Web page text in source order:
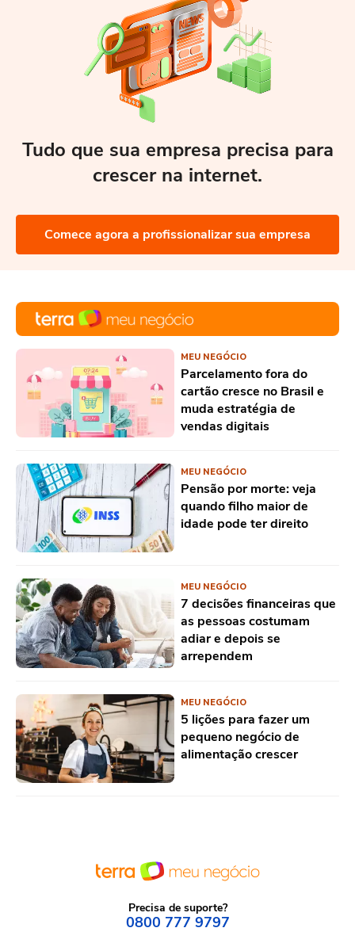
Tudo que sua empresa precisa para
crescer na internet.
Comece agora a profissionalizar sua empresa
MEU NEGÓCIO
Parcelamento fora do
cartão cresce no Brasil e
muda estratégia de
vendas digitais
MEU NEGÓCIO
Pensão por morte: veja
quando filho maior de
idade pode ter direito
MEU NEGÓCIO
7 decisões financeiras que
as pessoas costumam
adiar e depois se
arrependem
MEU NEGÓCIO
5 lições para fazer um
pequeno negócio de
alimentação crescer
Precisa de suporte?
0800 777 9797